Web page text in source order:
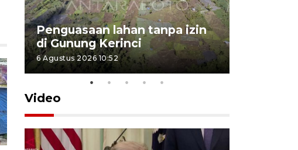
Penguasaan lahan tanpa izin
di Gunung Kerinci
6 Agustus 2026 10:52
Video